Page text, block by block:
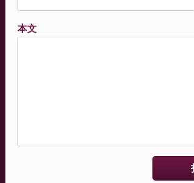
本文